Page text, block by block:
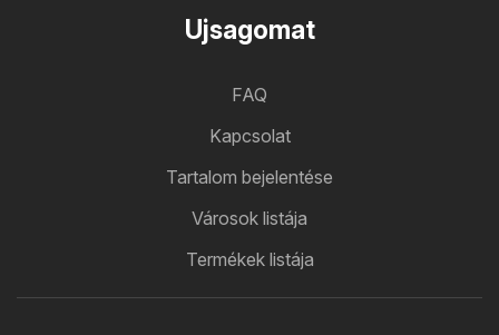
Ujsagomat
FAQ
Kapcsolat
Tartalom bejelentése
Városok listája
Termékek listája